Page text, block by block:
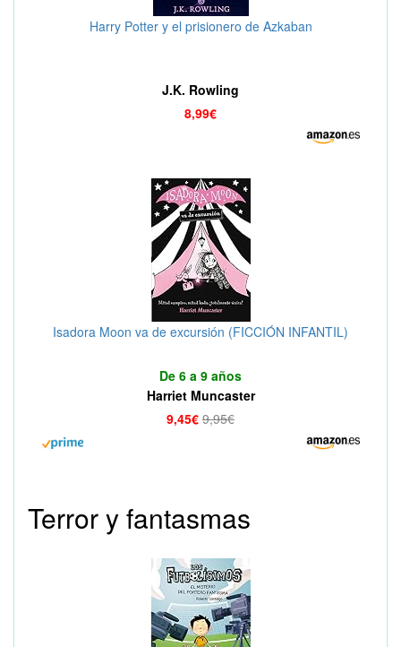
Harry Potter y el prisionero de Azkaban
J.K. Rowling
8,99€
Isadora Moon va de excursión (FICCIÓN INFANTIL)
De 6 a 9 años
Harriet Muncaster
9,45€ 9,95€
Terror y fantasmas